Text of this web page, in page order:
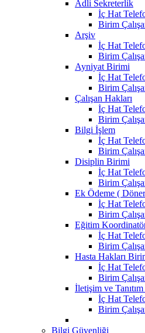
Adli Sekreterlik
İç Hat
Birim
Arşiv
İç Hat
Birim
Ayniyat Birimi
İç Hat
Birim
Çalışan Hakları
İç Hat
Birim
Bilgi İşlem
İç Hat
Birim
Disiplin Birimi
İç Hat
Birim
Ek Ödeme (
İç Hat
Birim
Eğitim
İç Hat
Birim
Hasta Hakları
İç Hat
Birim
İletişim ve
İç Hat
Birim
Bilgi Güvenliği